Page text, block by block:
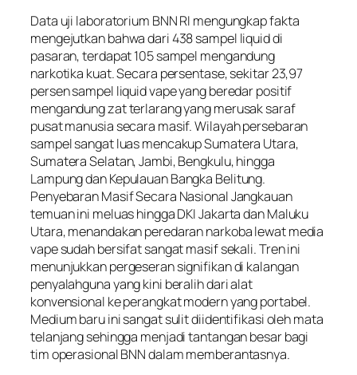
Data uji laboratorium BNN RI mengungkap fakta
mengejutkan bahwa dari 438 sampel liquid di
pasaran, terdapat 105 sampel mengandung
narkotika kuat. Secara persentase, sekitar 23,97
persen sampel liquid vape yang beredar positif
mengandung zat terlarang yang merusak saraf
pusat manusia secara masif. Wilayah persebaran
sampel sangat luas mencakup Sumatera Utara,
Sumatera Selatan, Jambi, Bengkulu, hingga
Lampung dan Kepulauan Bangka Belitung.
Penyebaran Masif Secara Nasional Jangkauan
temuan ini meluas hingga DKI Jakarta dan Maluku
Utara, menandakan peredaran narkoba lewat media
vape sudah bersifat sangat masif sekali. Tren ini
menunjukkan pergeseran signifikan di kalangan
penyalahguna yang kini beralih dari alat
konvensional ke perangkat modern yang portabel.
Medium baru ini sangat sulit diidentifikasi oleh mata
telanjang sehingga menjadi tantangan besar bagi
tim operasional BNN dalam memberantasnya.